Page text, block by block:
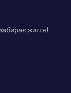
життя!